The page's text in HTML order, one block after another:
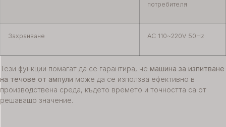
потребителя
Захранване AC 110~220V 50Hz
Тези функции помагат да се гарантира, че машина за изпитване
на течове от ампули може да се използва ефективно в
производствена среда, където времето и точността са от
решаващо значение.